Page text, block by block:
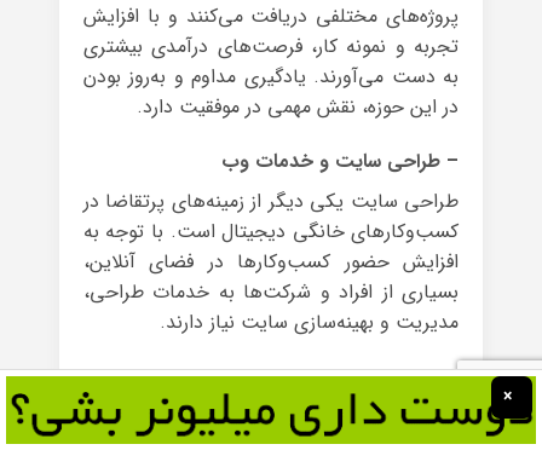
پروژه‌های مختلفی دریافت می‌کنند و با افزایش
تجربه و نمونه کار، فرصت‌های درآمدی بیشتری
به دست می‌آورند. یادگیری مداوم و به‌روز بودن
در این حوزه، نقش مهمی در موفقیت دارد.
– طراحی سایت و خدمات وب
طراحی سایت یکی دیگر از زمینه‌های پرتقاضا در
کسب‌وکارهای خانگی دیجیتال است. با توجه به
افزایش حضور کسب‌وکارها در فضای آنلاین،
بسیاری از افراد و شرکت‌ها به خدمات طراحی،
مدیریت و بهینه‌سازی سایت نیاز دارند.
یک طراح سایت می‌تواند با استفاده از
سیستم‌های مدیریت محتوا مانند وردپرس یا
یادگیری برنامه‌نویسی وب، پروژه‌های مختلفی
×